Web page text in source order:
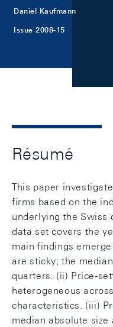
Daniel Kaufmann
Issue 2008-15
Résumé
This paper
firms based on the
underlying the Swiss
data set covers the
main findings
are sticky; the
quarters. (ii) Price-
heterogeneous
characteristics. (iii)
median absolute size